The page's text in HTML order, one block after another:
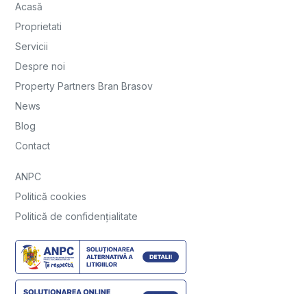
Acasă
Proprietati
Servicii
Despre noi
Property Partners Bran Brasov
News
Blog
Contact
ANPC
Politică cookies
Politică de confidențialitate